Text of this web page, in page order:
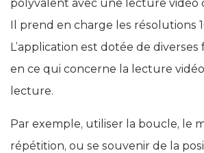
polyvalent avec une lecture vidéo
Il prend en charge les résolutions
L’application est dotée de
en ce qui concerne la lecture
lecture.
Par exemple, utiliser la boucle, le
répétition, ou se souvenir de la